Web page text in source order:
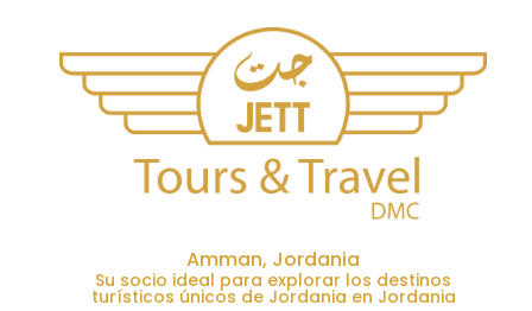
Amman, Jordania
Su socio ideal para explorar los destinos
turísticos únicos de Jordania en Jordania